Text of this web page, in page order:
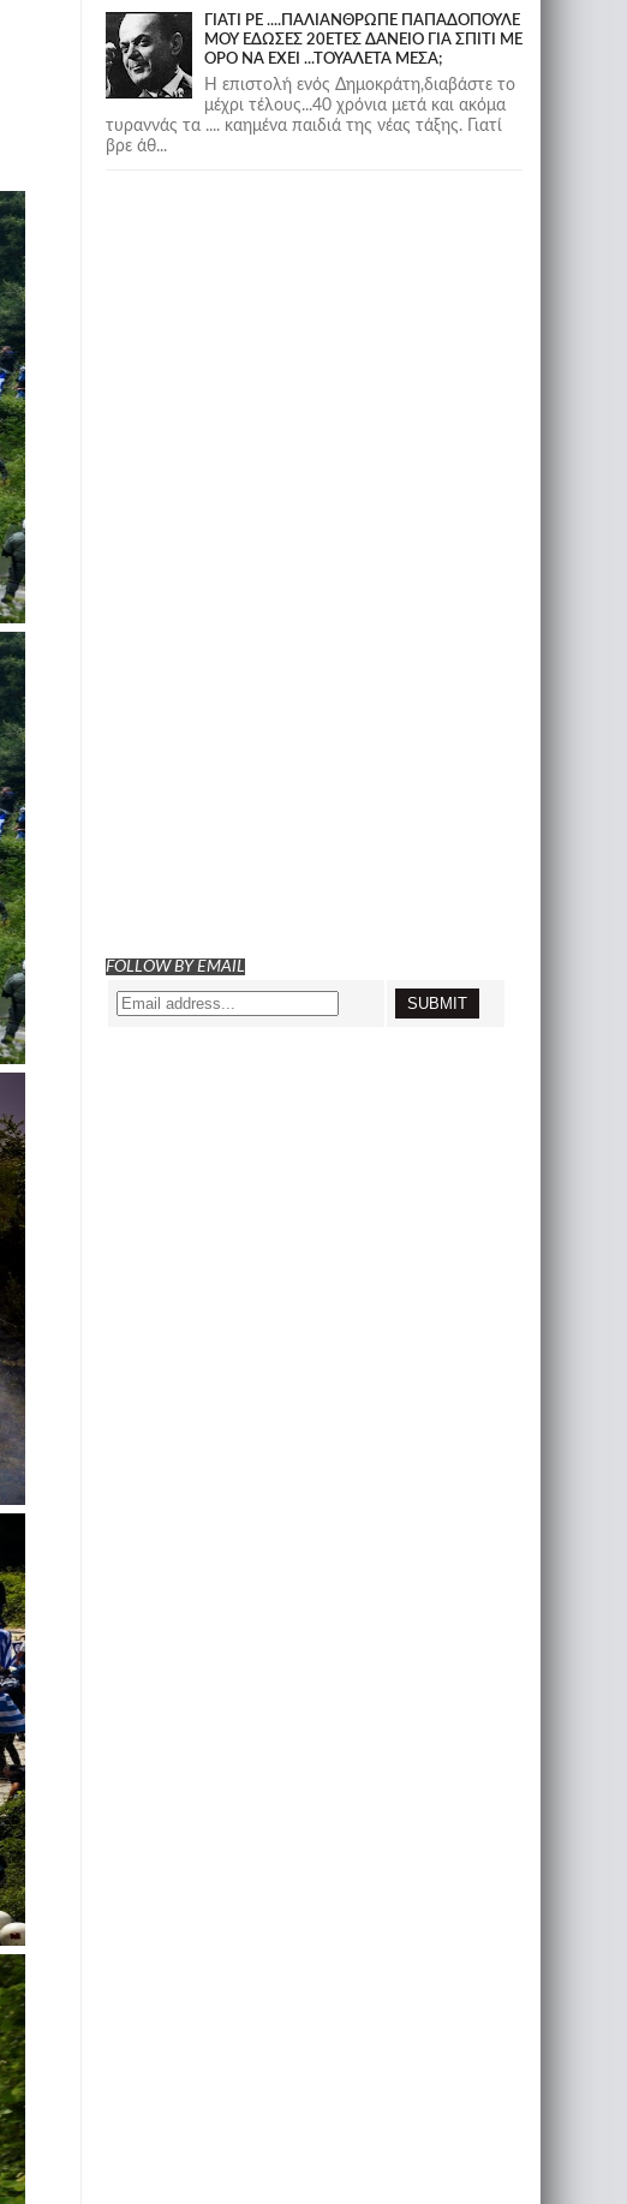
ΓΙΑΤΙ ΡΕ ....ΠΑΛΙΑΝΘΡΩΠΕ ΠΑΠΑΔΟΠΟΥΛΕ
ΜΟΥ ΕΔΩΣΕΣ 20ΕΤΕΣ ΔΑΝΕΙΟ ΓΙΑ ΣΠΙΤΙ ΜΕ
ΟΡΟ ΝΑ ΕΧΕΙ ...ΤΟΥΑΛΕΤΑ ΜΕΣΑ;
Η επιστολή ενός Δημοκράτη,διαβάστε το
μέχρι τέλους...40 χρόνια μετά και ακόμα
τυραννάς τα .... καημένα παιδιά της νέας τάξης. Γιατί
βρε άθ...
FOLLOW BY EMAIL